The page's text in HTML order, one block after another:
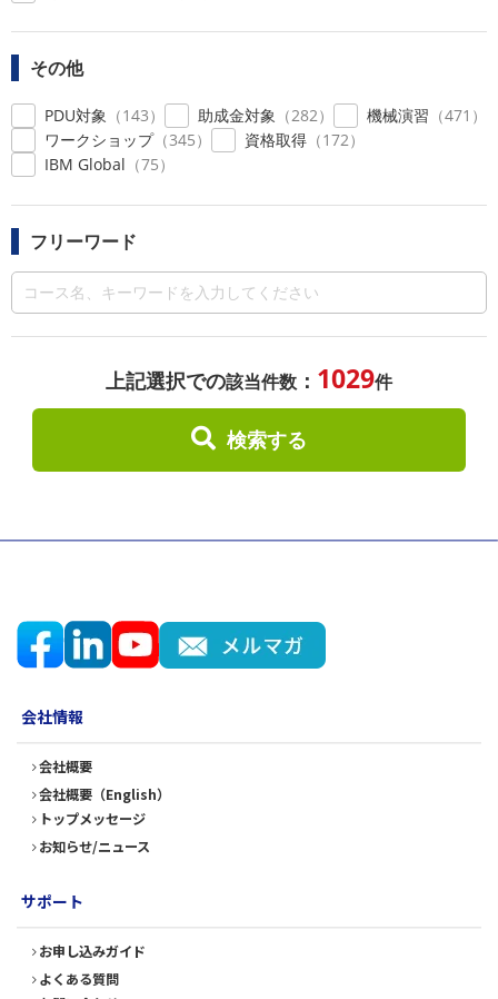
その他
PDU対象 143 助成金対象 282 機械演習
471
ワークショップ
345 資格取得
172
IBM Global
75
フリーワード
上記選択での該当件数 ： 1029件
検索する
会社情報
会社概要
会社概要（English）
トップメッセージ
お知らせ/ニュース
サポート
お申し込みガイド
よくある質問